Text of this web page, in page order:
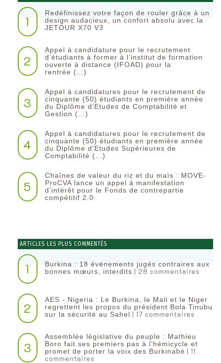
1
Redéfinissez votre façon de rouler grâce à un
design audacieux, un confort absolu avec la
JETOUR X70 V3
2
Appel à candidature pour le recrutement
d’étudiants à former à l’institut de formation
ouverte à distance (IFOAD) pour la
rentrée (…)
3
Appel à candidatures pour le recrutement de
cinquante (50) étudiants en première année
du Diplôme d’Etudes de Comptabilité et
Gestion (…)
4
Appel à candidatures pour le recrutement de
cinquante (50) étudiants en première année
du Diplôme d’Etudes Supérieures de
Comptabilité (…)
5
Chaînes de valeur du riz et du maïs : MOVE-
ProCVA lance un appel à manifestation
d’intérêt pour le Fonds de contrepartie
compétitif 2.0
ARTICLES LES PLUS COMMENTÉS
1
Burkina : 18 événements jugés contraires aux
bonnes mœurs, interdits | 28 commentaires
2
AES - Nigeria : Le Burkina, le Mali et le Niger
regrettent les propos du président Bola Tinubu
sur la sécurité au Sahel | 17 commentaires
3
Assemblée législative du peuple : Mathieu
Boro fait ses premiers pas à l’hémicycle et
promet de porter la voix des Burkinabè | 11
commentaires